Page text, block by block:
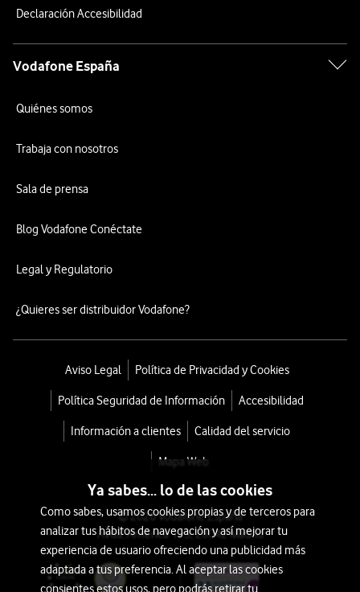
Declaración Accesibilidad
Vodafone España
Quiénes somos
Trabaja con nosotros
Sala de prensa
Blog Vodafone Conéctate
Legal y Regulatorio
¿Quieres ser distribuidor Vodafone?
Aviso Legal Política de Privacidad y Cookies
Política Seguridad de Información Accesibilidad
Información a clientes Calidad del servicio
Mapa Web
© 2026 Vodafone España
Avda. América 115, 28042 Madrid
Ya sabes... lo de las cookies
Como sabes, usamos cookies propias y de terceros para
analizar tus hábitos de navegación y así mejorar tu
experiencia de usuario ofreciendo una publicidad más
adaptada a tus preferencia. Al aceptar las cookies
consientes estos usos, pero podrás retirar tu